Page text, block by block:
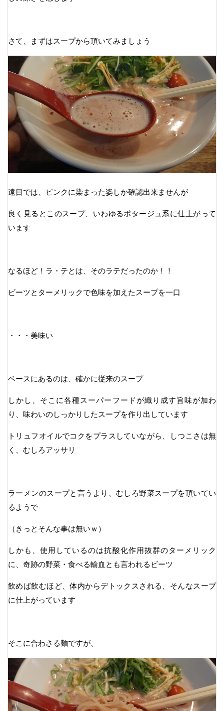
さて、まずはスープから頂いてみましょう
遠目では、ピンクに染まった姿しか確認出来ませんが
良く見るとこのスープ、いわゆるポタージュ系に仕上がって
います
なるほど！ラ・テとは、そのラテだったのか！！
ビーツとターメリックで色味を加えたスープを一口
・・・美味い
ベースにあるのは、確かに従来のスープ
しかし、そこに各種スーパーフードが織り成す旨味が加わ
り、味わいのしっかりしたスープを作り出しています
トリュフオイルでコクをプラスしていながら、しつこさは無
く、むしろアッサリ
ラーメンのスープと言うより、むしろ野菜スープを頂いてい
るようで
（きっとそんな事は無いｗ）
しかも、使用しているのは抗酸化作用抜群のターメリック
に、奇跡の野菜・食べる輸血とも言われるビーツ
飲めば飲むほど、体内からデトックスされる、そんなスープ
に仕上がっています
そこに合わさる麺ですが、